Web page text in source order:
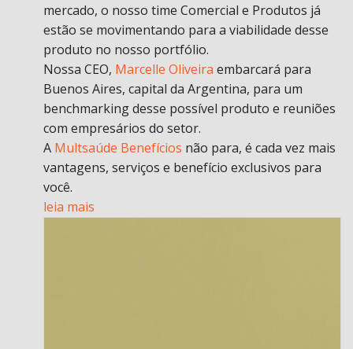
mercado, o nosso time Comercial e Produtos já
estão se movimentando para a viabilidade desse
produto no nosso portfólio.
Nossa CEO, Marcelle Oliveira embarcará para
Buenos Aires, capital da Argentina, para um
benchmarking desse possível produto e reuniões
com empresários do setor.
A Multsaúde Benefícios não para, é cada vez mais
vantagens, serviços e benefício exclusivos para
você.
leia mais